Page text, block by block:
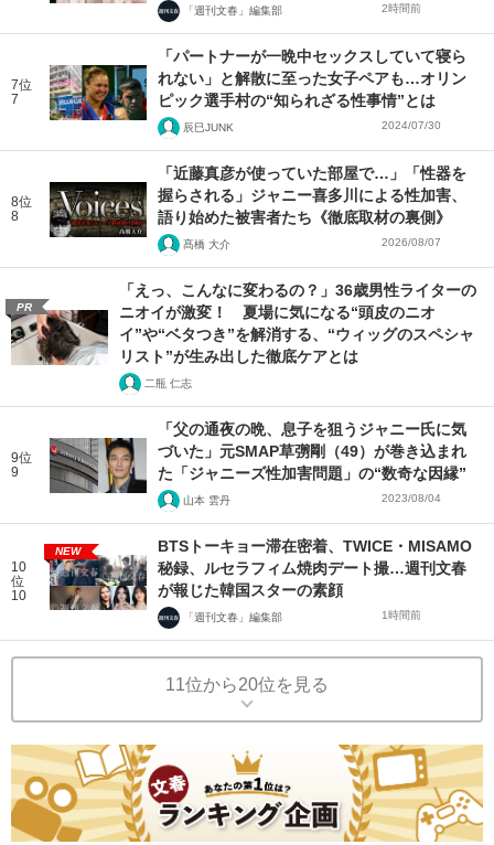
「週刊文春」編集部 2時間前
7位
7
「パートナーが一晩中セックスしていて寝ら
れない」と解散に至った女子ペアも…オリン
ピック選手村の“知られざる性事情”とは
辰巳JUNK 2024/07/30
8位
8
「近藤真彦が使っていた部屋で…」「性器を
握らされる」ジャニー喜多川による性加害、
語り始めた被害者たち《徹底取材の裏側》
髙橋 大介 2026/08/07
PR
「えっ、こんなに変わるの？」36歳男性ライターの
ニオイが激変！ 夏場に気になる“頭皮のニオ
イ”や“ベタつき”を解消する、“ウィッグのスペシャ
リスト”が生み出した徹底ケアとは
二瓶 仁志
9位
9
「父の通夜の晩、息子を狙うジャニー氏に気
づいた」元SMAP草彅剛（49）が巻き込まれ
た「ジャニーズ性加害問題」の“数奇な因縁”
山本 雲丹 2023/08/04
10
位
10
NEW
BTSトーキョー滞在密着、TWICE・MISAMO
秘録、ルセラフィム焼肉デート撮…週刊文春
が報じた韓国スターの素顔
「週刊文春」編集部 1時間前
11位から20位を見る